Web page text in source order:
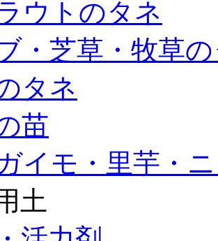
ウトのタネ
・芝草・牧草
タネ
苗
イモ・里芋・
土